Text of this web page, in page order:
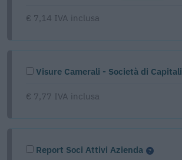
€ 7,14 IVA inclusa
Visure Camerali - Società di Capitali
€ 7,77 IVA inclusa
Report Soci Attivi Azienda